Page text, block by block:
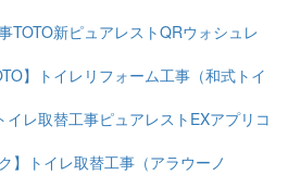
TOTO新ピュアレストQRウォシュレ
】トイレリフォーム工事（和式トイ
イレ取替工事ピュアレストEXアプリコ
】トイレ取替工事（アラウーノ